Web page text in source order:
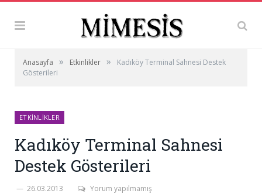
Anasayfa » Etkinlikler »
Kadıköy Terminal Sahnesi Destek
Gösterileri
ETKINLIKLER
Kadıköy Terminal Sahnesi
Destek Gösterileri
26.03.2013 Yorum yapılmamış